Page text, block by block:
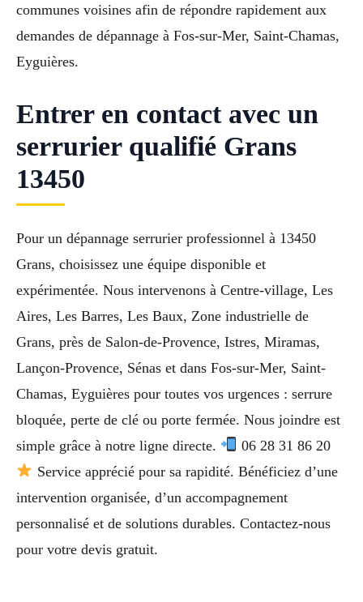
communes voisines afin de répondre rapidement aux
demandes de dépannage à Fos-sur-Mer, Saint-Chamas,
Eyguières.
Entrer en contact avec un
serrurier qualifié Grans
13450
Pour un dépannage serrurier professionnel à 13450
Grans, choisissez une équipe disponible et
expérimentée. Nous intervenons à Centre-village, Les
Aires, Les Barres, Les Baux, Zone industrielle de
Grans, près de Salon-de-Provence, Istres, Miramas,
Lançon-Provence, Sénas et dans Fos-sur-Mer, Saint-
Chamas, Eyguières pour toutes vos urgences : serrure
bloquée, perte de clé ou porte fermée. Nous joindre est
simple grâce à notre ligne directe.
06 28 31 86 20
Service apprécié pour sa rapidité. Bénéficiez d’une
intervention organisée, d’un accompagnement
personnalisé et de solutions durables. Contactez-nous
pour votre devis gratuit.